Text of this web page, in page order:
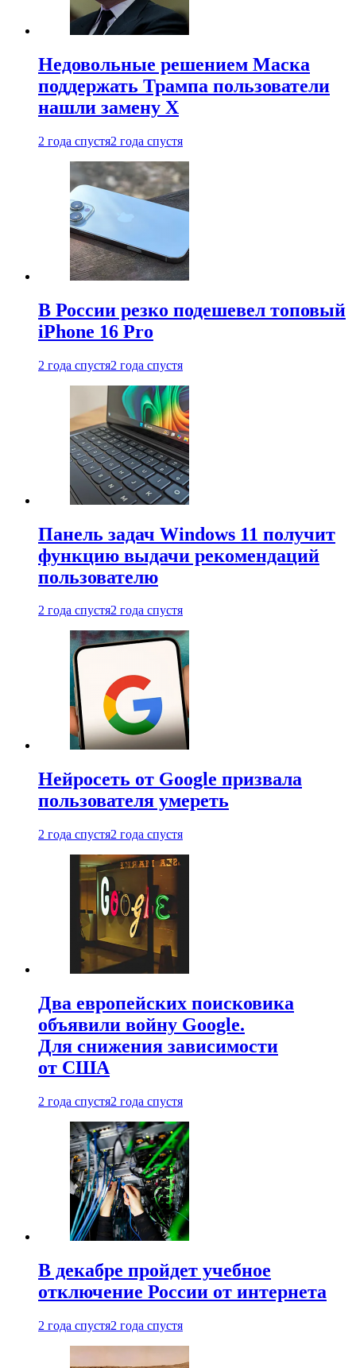
Недовольные решением Маска
поддержать Трампа пользователи
нашли замену X
2 года спустя2 года спустя
В России резко подешевел топовый
iPhone 16 Pro
2 года спустя2 года спустя
Панель задач Windows 11 получит
функцию выдачи рекомендаций
пользователю
2 года спустя2 года спустя
Нейросеть от Google призвала
пользователя умереть
2 года спустя2 года спустя
Два европейских поисковика
объявили войну Google.
Для снижения зависимости
от США
2 года спустя2 года спустя
В декабре пройдет учебное
отключение России от интернета
2 года спустя2 года спустя